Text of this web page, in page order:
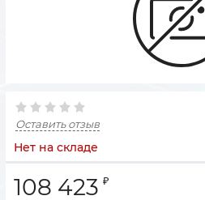
Оставить отзыв
Нет на складе
108 423 ₽